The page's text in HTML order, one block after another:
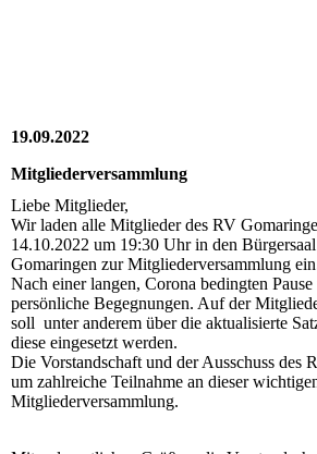
19.09.2022
Mitgliederversammlung
Liebe Mitglieder,
Wir laden alle Mitglieder des RV
14.10.2022 um 19:30 Uhr in den
Gomaringen zur Mitgliederversammlung
Nach einer langen, Corona bedingten
persönliche Begegnungen. Auf der
soll unter anderem über die aktualisierte
diese eingesetzt werden.
Die Vorstandschaft und der Ausschuss des
um zahlreiche Teilnahme an dieser
Mitgliederversammlung.